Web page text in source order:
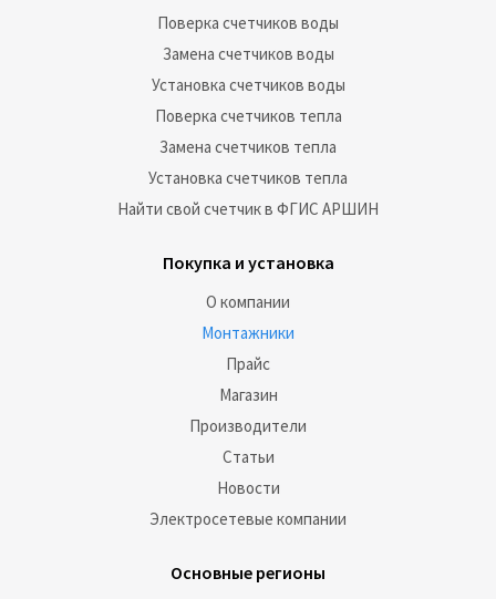
Поверка счетчиков воды
Замена счетчиков воды
Установка счетчиков воды
Поверка счетчиков тепла
Замена счетчиков тепла
Установка счетчиков тепла
Найти свой счетчик в ФГИС АРШИН
Покупка и установка
О компании
Монтажники
Прайс
Магазин
Производители
Статьи
Новости
Электросетевые компании
Основные регионы